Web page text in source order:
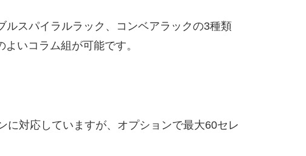
ルスパイラルラック、コンベアラックの3種類
いコラム組が可能です。
に対応していますが、オプションで最大60セレ